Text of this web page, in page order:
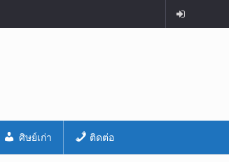
ศิษย์เก่า ติดต่อ